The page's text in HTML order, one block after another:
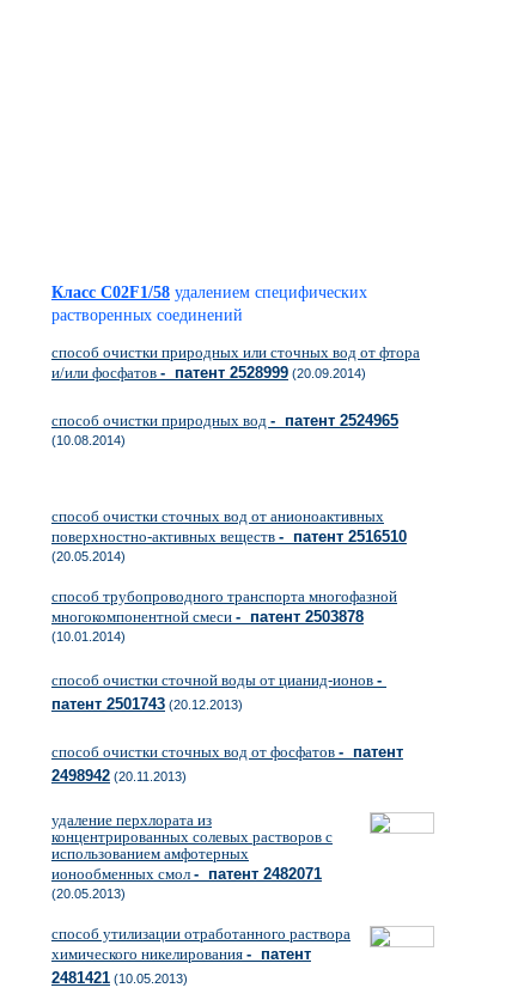
Класс C02F1/58 удалением специфических
растворенных соединений
способ очистки природных или сточных вод от фтора
и/или фосфатов - патент 2528999 (20.09.2014)
способ очистки природных вод - патент 2524965
(10.08.2014)
способ очистки сточных вод от анионоактивных
поверхностно-активных веществ - патент 2516510
(20.05.2014)
способ трубопроводного транспорта многофазной
многокомпонентной смеси - патент 2503878
(10.01.2014)
способ очистки сточной воды от цианид-ионов -
патент 2501743 (20.12.2013)
способ очистки сточных вод от фосфатов - патент
2498942 (20.11.2013)
удаление перхлората из
концентрированных солевых растворов с
использованием амфотерных
ионообменных смол - патент 2482071
(20.05.2013)
способ утилизации отработанного раствора
химического никелирования - патент
2481421 (10.05.2013)